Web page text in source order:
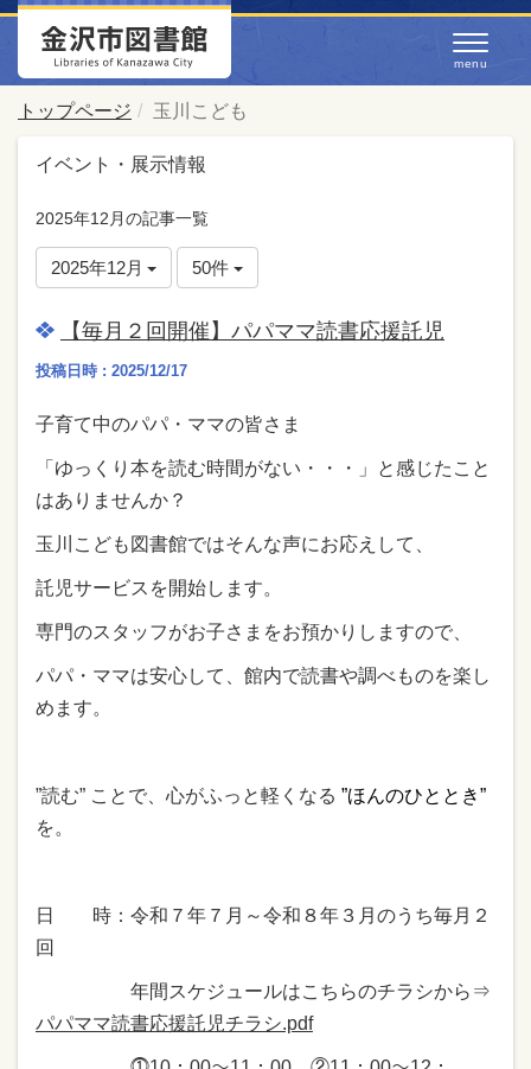
トップページ 玉川こども
イベント・展示情報
2025年12月の記事一覧
2025年12月 50件
【毎月２回開催】パパママ読書応援託児
投稿日時 : 2025/12/17
子育て中のパパ・ママの皆さま
「ゆっくり本を読む時間がない・・・」と感じたこと
はありませんか？
玉川こども図書館ではそんな声にお応えして、
託児サービスを開始します。
専門のスタッフがお子さまをお預かりしますので、
パパ・ママは安心して、館内で読書や調べものを楽し
めます。
”読む” ことで、心がふっと軽くなる ”ほんのひととき”
を。
日 時：令和７年７月～令和８年３月のうち毎月２
回
年間スケジュールはこちらのチラシから⇒
パパママ読書応援託児チラシ.pdf